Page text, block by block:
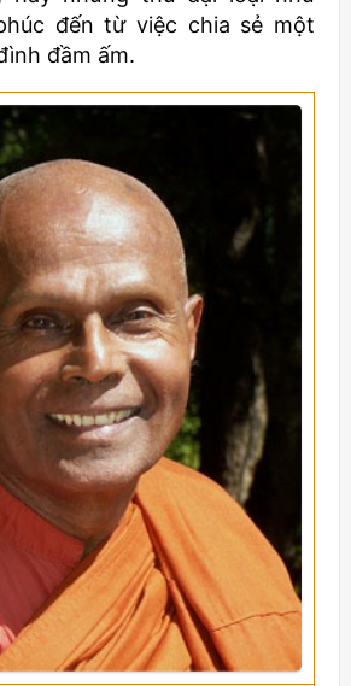
đến từ việc chia sẻ một
đầm ấm.